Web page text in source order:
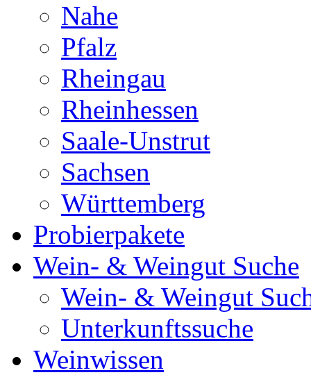
Nahe
Pfalz
Rheingau
Rheinhessen
Saale-Unstrut
Sachsen
Württemberg
Probierpakete
Wein- & Weingut Suche
Wein- & Weingut
Unterkunftssuche
Weinwissen